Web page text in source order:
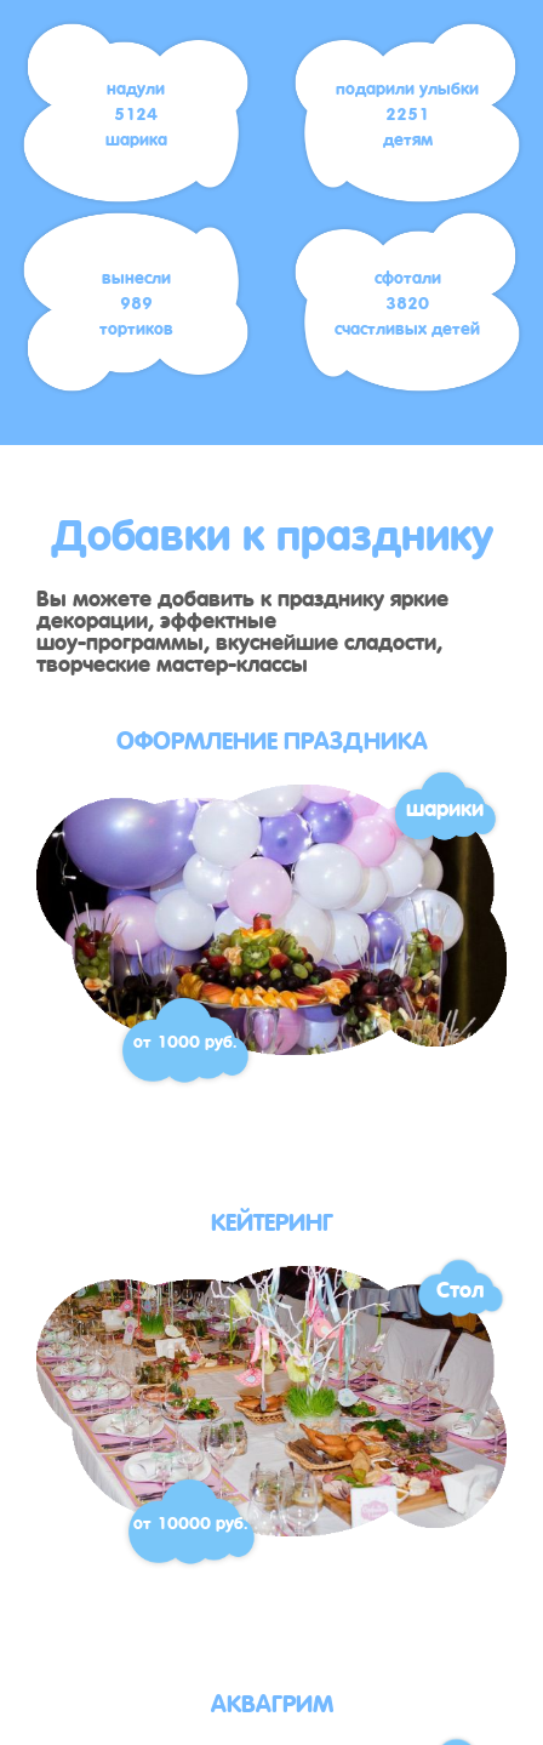
надули
5124
шарика
подарили улыбки
2251
детям
вынесли
989
тортиков
сфотали
3820
счастливых детей
Добавки к празднику
Вы можете добавить к празднику яркие
декорации, эффектные
шоу-программы, вкуснейшие сладости,
творческие мастер-классы
ОФОРМЛЕНИЕ ПРАЗДНИКА
шарики
от 1000 руб.
КЕЙТЕРИНГ
Стол
от 10000 руб.
АКВАГРИМ